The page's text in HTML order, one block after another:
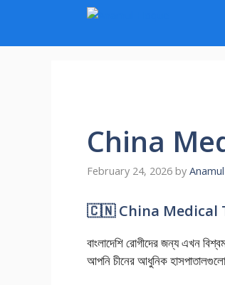
content
China
February 24, 2026 by Anamul
🇨🇳 China Medical
বাংলাদেশি রোগীদের জন্য এখন
আপনি চীনের আধুনিক